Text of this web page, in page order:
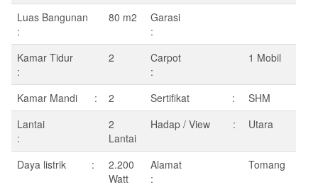
Luas Bangunan
:
80 m2
Garasi
:
Kamar Tidur
:
2
Carpot
:
1 Mobil
Kamar Mandi : 2 Sertifikat :
SHM
Lantai
:
2
Lantai
Hadap / View : Utara
Daya listrik :
2.200
Watt
Alamat
:
Tomang